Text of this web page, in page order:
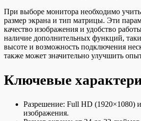
При выборе монитора необходимо
размер экрана и тип матрицы. Эти
качество изображения и удобство
наличие дополнительных функций,
высоте и возможность подключения
также может значительно улучшить
Ключевые
Разрешение: Full HD (1920×1080)
изображения.